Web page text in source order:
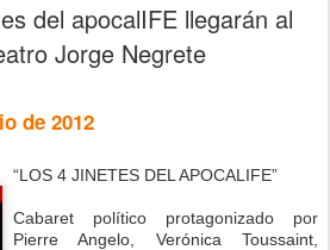
del apocalIFE llegarán al
Jorge Negrete
de 2012
“LOS 4 JINETES DEL APOCALIFE”
Cabaret político protagonizado por
Pierre Angelo, Verónica Toussaint,